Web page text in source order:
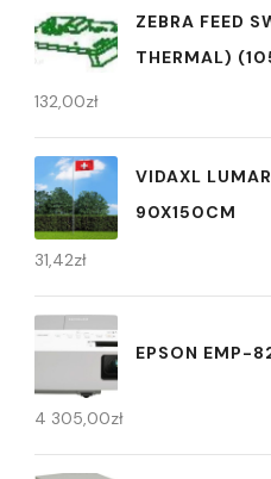
ZEBRA FEED
THERMAL)
132,00zł
VIDAXL
90X150CM
31,42zł
EPSON EMP-
4 305,00zł